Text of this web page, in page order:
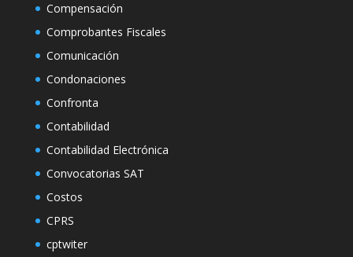
Compensación
Comprobantes Fiscales
Comunicación
Condonaciones
Confronta
Contabilidad
Contabilidad Electrónica
Convocatorias SAT
Costos
CPRS
cptwiter